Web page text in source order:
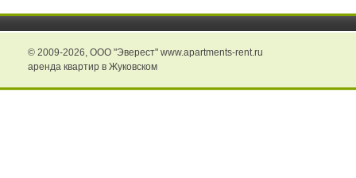
© 2009-2026, ООО "Эверест" www.apartments-rent.ru
аренда квартир в Жуковском